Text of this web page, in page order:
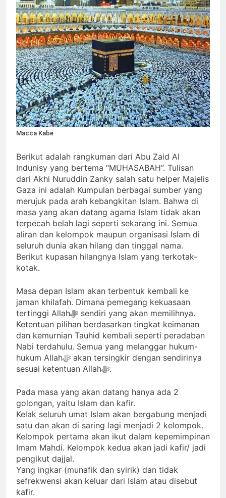
jiwa yang Suci yang Diijinkan
Masuk
Dipaksa Terang & Sebuah
Barisan yang Diakui, Solid &
Loyal
Identitas Muhammas
Qasim Sebab Calon
Imam Mahdi Masalah
Tertutup dari
Mayoritas Manusia,
Kemuliaannya Jauh
dari Apa yang
Tampak
3 Hari Ago
Ketika Istikharah
Dijawab Lewat Wajah
(kang Diki) : Isyarat
Petunjuk Melalui
Jalan Hati
3 Hari Ago
Cahaya dari Timur:
Isyarat Kebangkitan
Islam Dimulai dari
Arah Timur
4 Hari Ago
Isyarat Kebangkitan :
Indonesia & Malaysia
akan Menjadi Sebab
Turun
Macca Kabe
Berikut adalah rangkuman dari Abu Zaid Al
Indunisy yang bertema “MUHASABAH”. Tulisan
dari Akhi Nuruddin Zanky salah satu helper Majelis
Gaza ini adalah Kumpulan berbagai sumber yang
merujuk pada arah kebangkitan Islam. Bahwa di
masa yang akan datang agama Islam tidak akan
terpecah belah lagi seperti sekarang ini. Semua
aliran dan kelompok maupun organisasi Islam di
seluruh dunia akan hilang dan tinggal nama.
Berikut kupasan hilangnya Islam yang terkotak-
kotak.
Masa depan Islam akan terbentuk kembali ke
jaman khilafah. Dimana pemegang kekuasaan
tertinggi Allahﷻ sendiri yang akan memilihnya.
Ketentuan pilihan berdasarkan tingkat keimanan
dan kemurnian Tauhid kembali seperti peradaban
Nabi terdahulu. Semua yang melanggar hukum-
hukum Allahﷻ akan tersingkir dengan sendirinya
sesuai ketentuan Allahﷻ.
Pada masa yang akan datang hanya ada 2
golongan, yaitu Islam dan kafir.
Kelak seluruh umat Islam akan bergabung menjadi
satu dan akan di saring lagi menjadi 2 kelompok.
Kelompok pertama akan ikut dalam kepemimpinan
Imam Mahdi. Kelompok kedua akan jadi kafir/ jadi
pengikut dajjal.
Yang ingkar (munafik dan syirik) dan tidak
sefrekwensi akan keluar dari Islam atau disebut
kafir.